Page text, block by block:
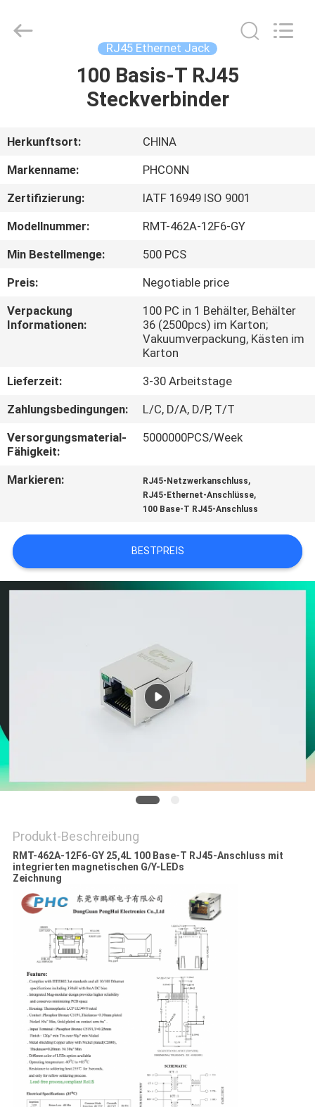
ÜBER
UNS
FABRIK-
AUSFLUG
QUALITÄTSKONTROLLE
SIE
UNS
IN
SHOW
SITEMAP
RJ45 Ethernet Jack
100 Basis-T RJ45
Steckverbinder
Herkunftsort:
CHINA
Markenname:
PHCONN
Zertifizierung:
IATF 16949 ISO 9001
Modellnummer:
RMT-462A-12F6-GY
Min Bestellmenge:
500 PCS
Preis:
Negotiable price
Verpackung
Informationen:
100 PC in 1 Behälter, Behälter
36 (2500pcs) im Karton;
Vakuumverpackung, Kästen im
Karton
Lieferzeit:
3-30 Arbeitstage
Zahlungsbedingungen:
L/C, D/A, D/P, T/T
Versorgungsmaterial-
Fähigkeit:
5000000PCS/Week
Markieren: RJ45-Netzwerkanschluss,
RJ45-Ethernet-Anschlüsse,
100 Base-T RJ45-Anschluss
BESTPREIS
Produkt-Beschreibung
RMT-462A-12F6-GY 25,4L 100 Base-T RJ45-Anschluss mit
integrierten magnetischen G/Y-LEDs
Zeichnung